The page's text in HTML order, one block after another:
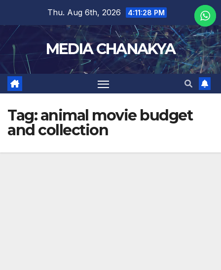
Thu. Aug 6th, 2026 4:11:28 PM
MEDIA CHANAKYA
Tag:animal movie budget
and collection